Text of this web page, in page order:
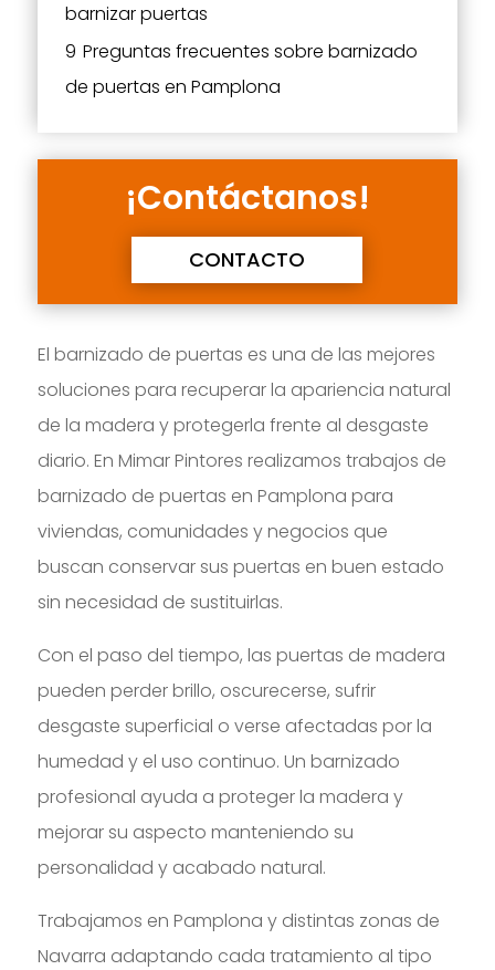
barnizar puertas
9 Preguntas frecuentes sobre barnizado
de puertas en Pamplona
¡Contáctanos!
CONTACTO
El barnizado de puertas es una de las mejores
soluciones para recuperar la apariencia natural
de la madera y protegerla frente al desgaste
diario. En Mimar Pintores realizamos trabajos de
barnizado de puertas en Pamplona para
viviendas, comunidades y negocios que
buscan conservar sus puertas en buen estado
sin necesidad de sustituirlas.
Con el paso del tiempo, las puertas de madera
pueden perder brillo, oscurecerse, sufrir
desgaste superficial o verse afectadas por la
humedad y el uso continuo. Un barnizado
profesional ayuda a proteger la madera y
mejorar su aspecto manteniendo su
personalidad y acabado natural.
Trabajamos en Pamplona y distintas zonas de
Navarra adaptando cada tratamiento al tipo